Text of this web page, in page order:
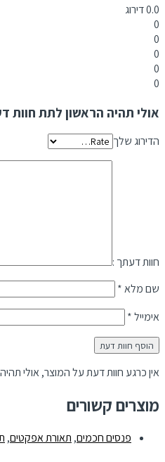
0.0דירוג
אולי תהיה הראשון לתת חוות
הדירוג שלך
חוות דעתך :
שם מלא*
אימייל*
אין כרגע חוות דעת על המוצר, אולי תהיה
מוצרים קשורים
פנסים חכמים,תאורת אפקטים,